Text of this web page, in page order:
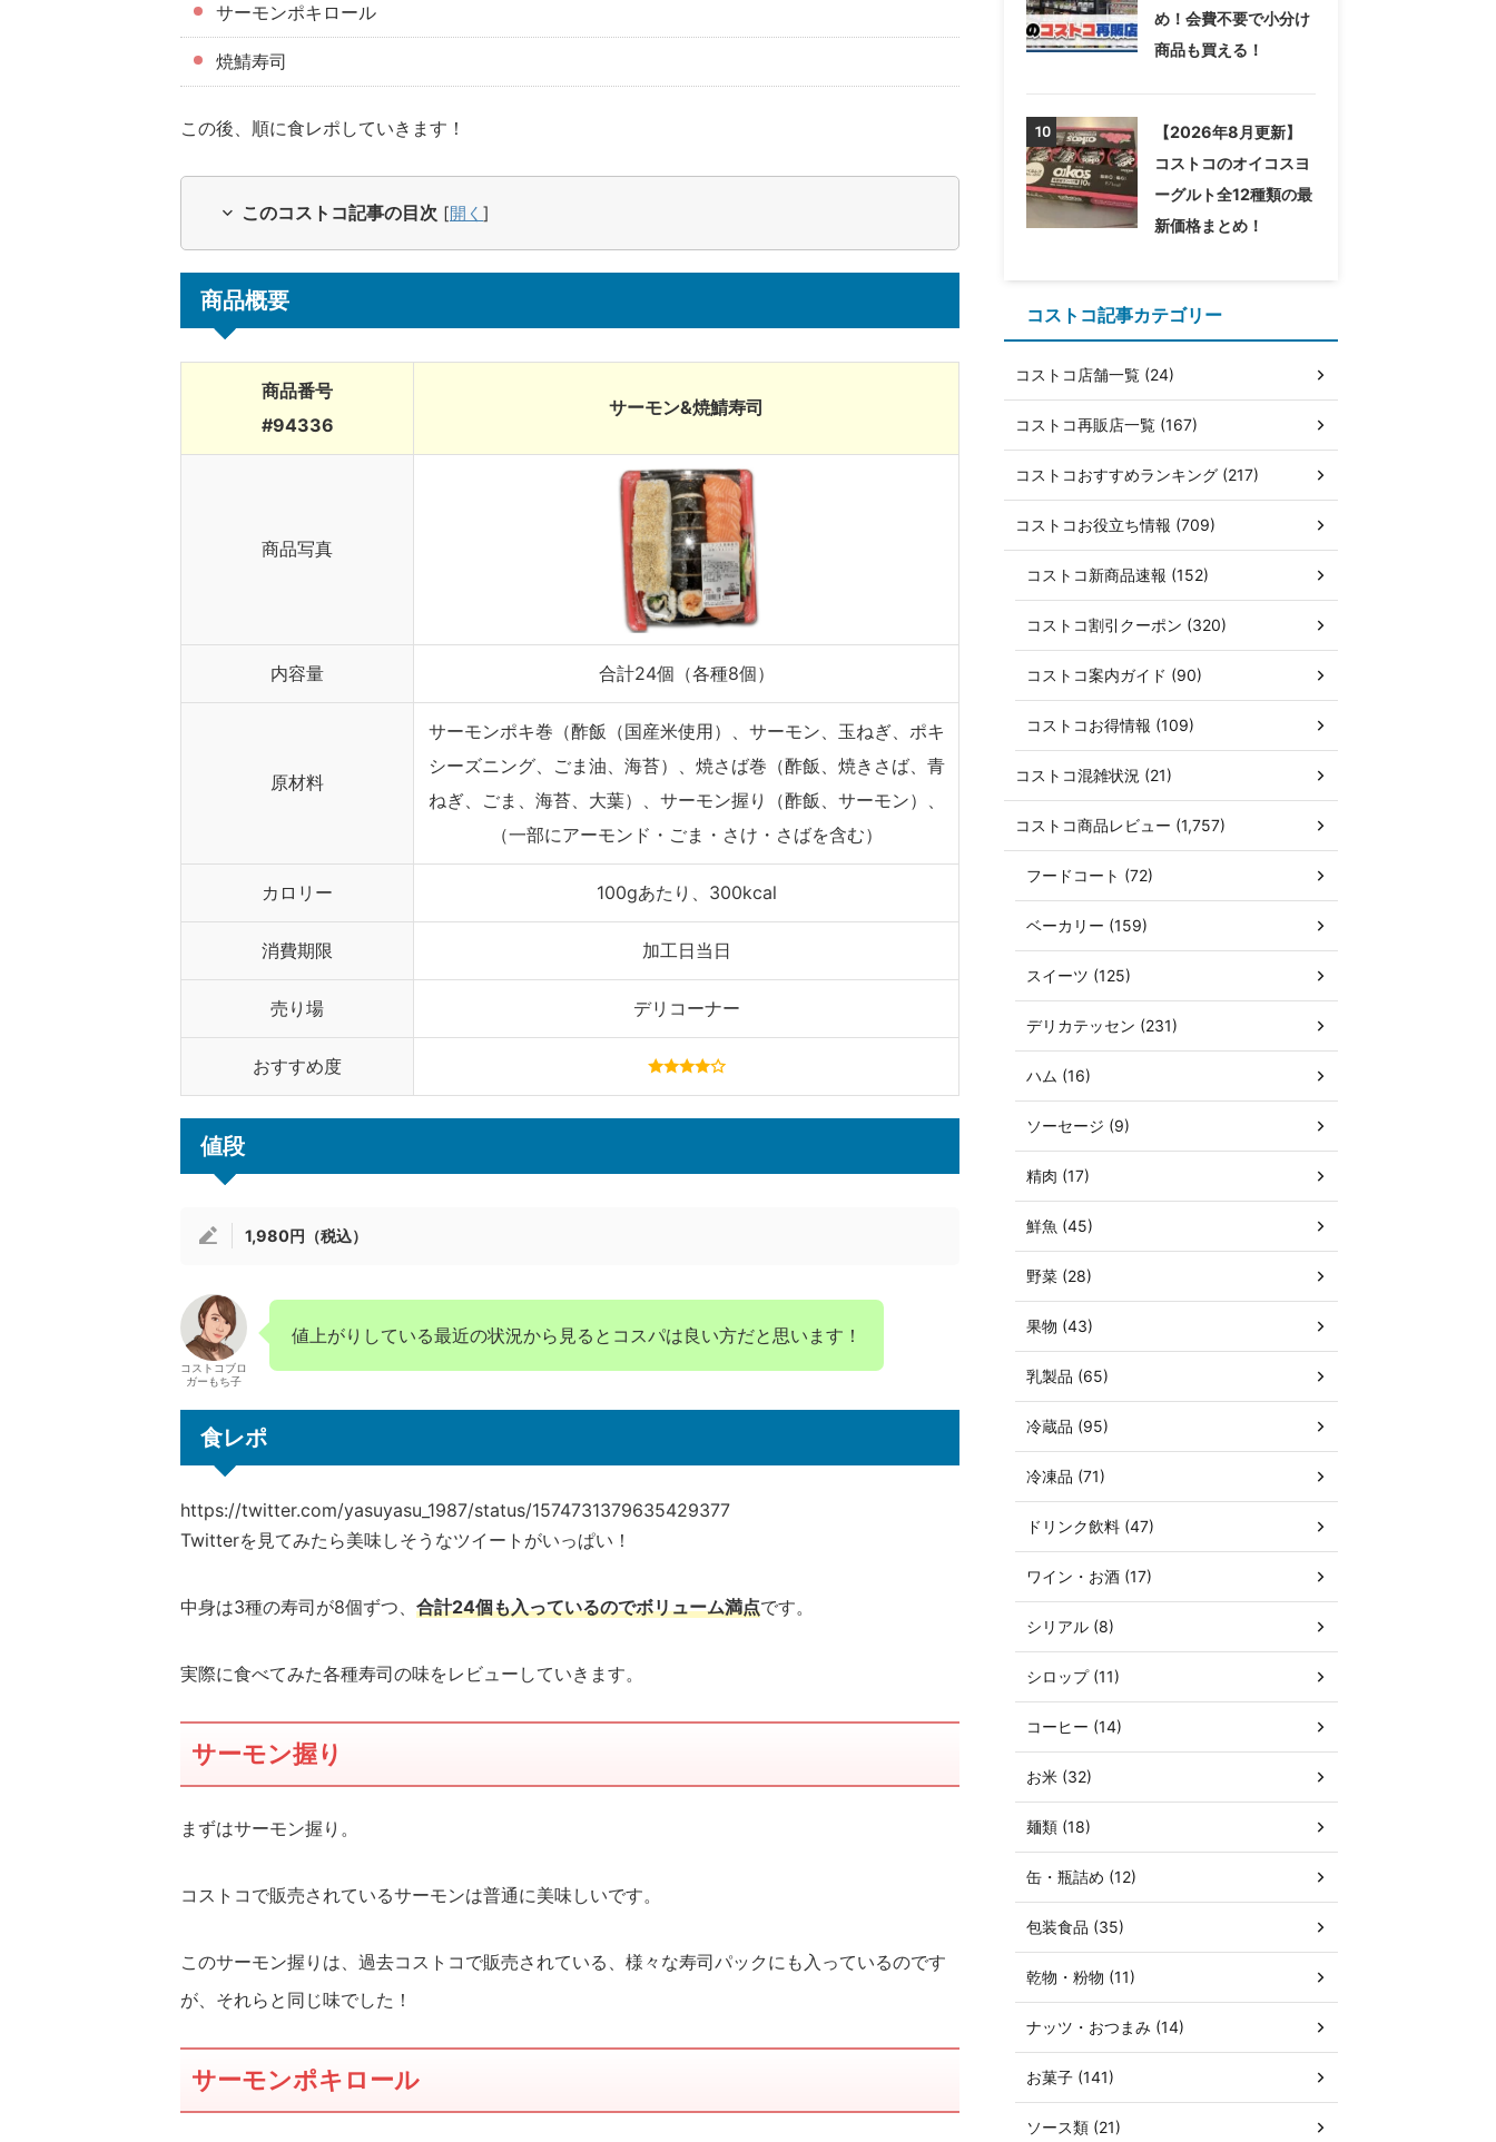
サーモンポキロール
焼鯖寿司
この後、順に食レポしていきます！
このコストコ記事の目次 [開く ]
商品概要
商品番号
#94336
サーモン&焼鯖寿司
商品写真
内容量 合計24個（各種8個）
原材料
サーモンポキ巻（酢飯（国産米使用）、サーモン、玉ねぎ、ポキ
シーズニング、ごま油、海苔）、焼さば巻（酢飯、焼きさば、青
ねぎ、ごま、海苔、大葉）、サーモン握り（酢飯、サーモン）、
（一部にアーモンド・ごま・さけ・さばを含む）
カロリー 100gあたり、300kcal
消費期限 加工日当日
売り場 デリコーナー
おすすめ度
値段
1,980円（税込）
コストコブロ
ガーもち子
値上がりしている最近の状況から見るとコスパは良い方だと思います！
食レポ
https://twitter.com/yasuyasu_1987/status/1574731379635429377
Twitterを見てみたら美味しそうなツイートがいっぱい！
中身は3種の寿司が8個ずつ、 合計24個も入っているのでボリューム満点です。
実際に食べてみた各種寿司の味をレビューしていきます。
サーモン握り
まずはサーモン握り。
コストコで販売されているサーモンは普通に美味しいです。
このサーモン握りは、過去コストコで販売されている、様々な寿司パックにも入っているのです
が、それらと同じ味でした！
サーモンポキロール
め！会費不要で小分け
商品も買える！
10
【2026年8月更新】
コストコのオイコスヨ
ーグルト全12種類の最
新価格まとめ！
コストコ記事カテゴリー
コストコ店舗一覧 (24)
コストコ再販店一覧 (167)
コストコおすすめランキング (217)
コストコお役立ち情報 (709)
コストコ新商品速報 (152)
コストコ割引クーポン (320)
コストコ案内ガイド (90)
コストコお得情報 (109)
コストコ混雑状況 (21)
コストコ商品レビュー (1,757)
フードコート (72)
ベーカリー (159)
スイーツ (125)
デリカテッセン (231)
ハム (16)
ソーセージ (9)
精肉 (17)
鮮魚 (45)
野菜 (28)
果物 (43)
乳製品 (65)
冷蔵品 (95)
冷凍品 (71)
ドリンク飲料 (47)
ワイン・お酒 (17)
シリアル (8)
シロップ (11)
コーヒー (14)
お米 (32)
麺類 (18)
缶・瓶詰め (12)
包装食品 (35)
乾物・粉物 (11)
ナッツ・おつまみ (14)
お菓子 (141)
ソース類 (21)